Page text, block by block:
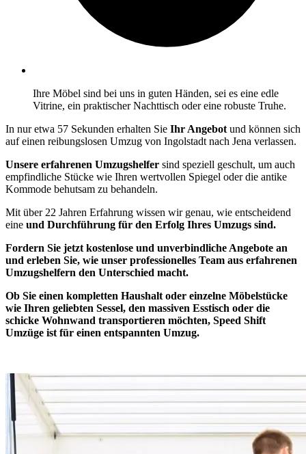
Ihre Möbel sind bei uns in guten Händen, sei es eine edle
Vitrine, ein praktischer Nachttisch oder eine robuste Truhe.
In nur etwa 57 Sekunden erhalten Sie Ihr Angebot und können sich
auf einen reibungslosen Umzug von Ingolstadt nach Jena verlassen.
Unsere erfahrenen Umzugshelfer sind speziell geschult, um auch
empfindliche Stücke wie Ihren wertvollen Spiegel oder die antike
Kommode behutsam zu behandeln.
Mit über 22 Jahren Erfahrung wissen wir genau, wie entscheidend
eine und Durchführung für den Erfolg Ihres Umzugs sind.
Fordern Sie jetzt kostenlose und unverbindliche Angebote an
und erleben Sie, wie unser professionelles Team aus erfahrenen
Umzugshelfern den Unterschied macht.
Ob Sie einen kompletten Haushalt oder einzelne Möbelstücke
wie Ihren geliebten Sessel, den massiven Esstisch oder die
schicke Wohnwand transportieren möchten, Speed Shift
Umzüge ist für einen entspannten Umzug.